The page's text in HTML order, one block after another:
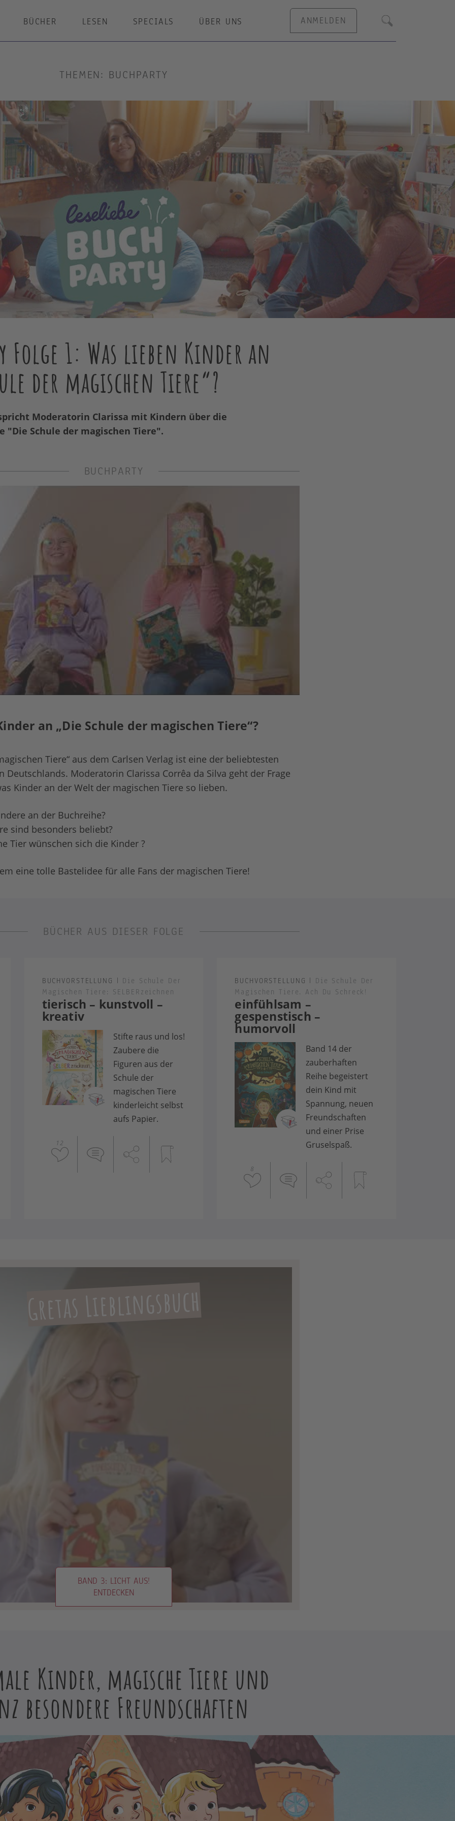
BÜCHER LESEN SPECIALS ÜBER UNS ANMELDEN Suche
THEMEN: BUCHPARTY
Folge 1: Was lieben Kinder an
der magischen Tiere“?
Moderatorin Clarissa mit Kindern über die
"Die Schule der magischen Tiere".
BUCHPARTY
an „Die Schule der magischen Tiere“?
Tiere“ aus dem Carlsen Verlag ist eine der beliebtesten
Deutschlands. Moderatorin Clarissa Corrêa da Silva geht der Frage
Kinder an der Welt der magischen Tiere so lieben.
an der Buchreihe?
sind besonders beliebt?
Tier wünschen sich die Kinder ?
eine tolle Bastelidee für alle Fans der magischen Tiere!
BÜCHER AUS DIESER FOLGE
tierisch – kunstvoll –
kreativ
BUCHVORSTELLUNG | Die Schule Der
Magischen Tiere: SELBERzeichnen
Stifte raus und los!
Zaubere die
Figuren aus der
Schule der
magischen Tiere
kinderleicht selbst
aufs Papier.
12
einfühlsam –
gespenstisch –
humorvoll
BUCHVORSTELLUNG | Die Schule Der
Magischen Tiere. Ach Du Schreck!
Band 14 der
zauberhaften
Reihe begeistert
dein Kind mit
Spannung, neuen
Freundschaften
und einer Prise
Gruselspaß.
8
Gretas Lieblingsbuch
BAND 3: LICHT AUS!
ENTDECKEN
Kinder, magische Tiere und
besondere Freundschaften